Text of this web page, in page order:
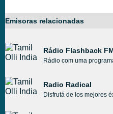
Emisoras relacionadas
Rádio Flashback
Rádio com uma
Radio Radical
Disfrutá de los mejores